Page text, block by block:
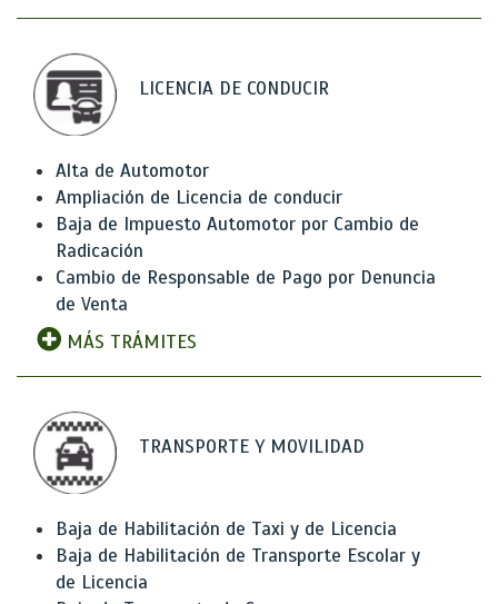
LICENCIA DE CONDUCIR
Alta de Automotor
Ampliación de Licencia de conducir
Baja de Impuesto Automotor por Cambio de
Radicación
Cambio de Responsable de Pago por Denuncia
de Venta
MÁS TRÁMITES
TRANSPORTE Y MOVILIDAD
Baja de Habilitación de Taxi y de Licencia
Baja de Habilitación de Transporte Escolar y
de Licencia